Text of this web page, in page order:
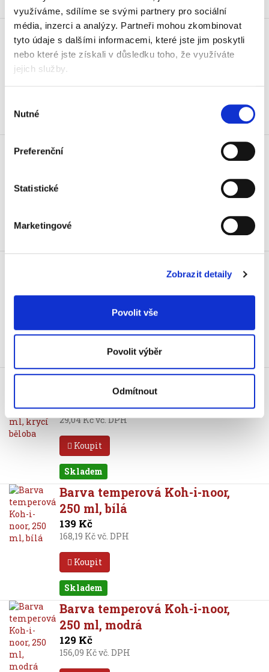
využíváme, sdílíme se svými partnery pro sociální
média, inzerci a analýzy. Partneři mohou zkombinovat
tyto údaje s dalšími informacemi, které jste jim poskytli
nebo které jste získali v důsledku toho, že využíváte
jejich služby.
souhlasu
Nutné
Preferenční
Statistické
Marketingové
Zobrazit detaily
Povolit vše
Povolit výběr
Odmítnout
Skladem
Tužka grafitová 1380 č.2 (HB)
s gumou, mix
6,50 Kč
7,87 Kč vč. DPH
Barva razítková 142501, černá
50 ml
Barva temperová Koh-i-noor,
Koupit
Barva temperová Koh-i-noor,
16 ml, krycí běloba
24 Kč
29,04 Kč vč. DPH
Koupit
Skladem
Barva temperová Koh-i-noor,
250 ml, bílá
139 Kč
168,19 Kč vč. DPH
Koupit
Skladem
Barva temperová Koh-i-noor,
250 ml, modrá
129 Kč
156,09 Kč vč. DPH